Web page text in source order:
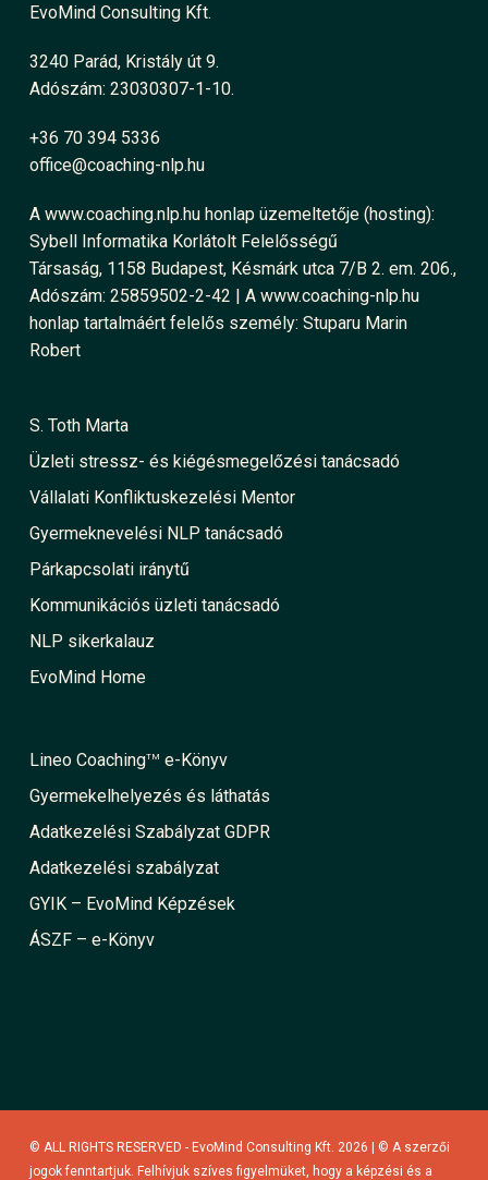
EvoMind Consulting Kft.
3240 Parád, Kristály út 9.
Adószám: 23030307-1-10.
+36 70 394 5336
office@coaching-nlp.hu
A www.coaching.nlp.hu honlap üzemeltetője (hosting):
Sybell Informatika Korlátolt Felelősségű
Társaság, 1158 Budapest, Késmárk utca 7/B 2. em. 206.,
Adószám: 25859502-2-42 | A www.coaching-nlp.hu
honlap tartalmáért felelős személy: Stuparu Marin
Robert
S. Toth Marta
Üzleti stressz- és kiégésmegelőzési tanácsadó
Vállalati Konfliktuskezelési Mentor
Gyermeknevelési NLP tanácsadó
Párkapcsolati iránytű
Kommunikációs üzleti tanácsadó
NLP sikerkalauz
EvoMind Home
Lineo CoachingTM e-Könyv
Gyermekelhelyezés és láthatás
Adatkezelési Szabályzat GDPR
Adatkezelési szabályzat
GYIK – EvoMind Képzések
ÁSZF – e-Könyv
© ALL RIGHTS RESERVED - EvoMind Consulting Kft. 2026 | © A szerzői
jogok fenntartjuk. Felhívjuk szíves figyelmüket, hogy a képzési és a